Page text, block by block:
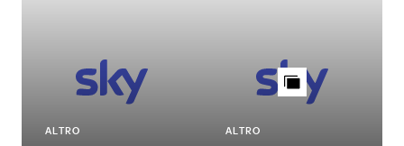
ALTRO ALTRO